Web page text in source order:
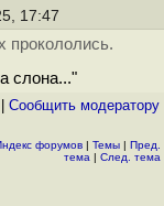
17:47
прокололись.
слона..."
Cообщить модератору
форумов | Темы | Пред.
тема | След. тема